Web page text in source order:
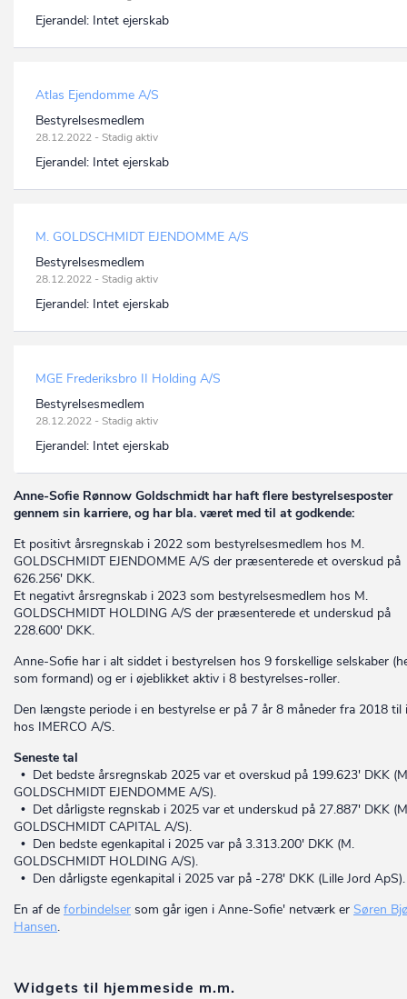
Ejerandel: Intet ejerskab
Atlas Ejendomme A/S
Bestyrelsesmedlem
28.12.2022 - Stadig aktiv
Ejerandel: Intet ejerskab
M. GOLDSCHMIDT EJENDOMME A/S
Bestyrelsesmedlem
28.12.2022 - Stadig aktiv
Ejerandel: Intet ejerskab
MGE Frederiksbro II Holding A/S
Bestyrelsesmedlem
28.12.2022 - Stadig aktiv
Ejerandel: Intet ejerskab
Anne-Sofie Rønnow Goldschmidt har haft flere bestyrelsesposter
gennem sin karriere, og har bla. været med til at godkende:
Et positivt årsregnskab i 2022 som bestyrelsesmedlem hos M.
GOLDSCHMIDT EJENDOMME A/S der præsenterede et overskud på
626.256' DKK.
Et negativt årsregnskab i 2023 som bestyrelsesmedlem hos M.
GOLDSCHMIDT HOLDING A/S der præsenterede et underskud på
228.600' DKK.
Anne-Sofie har i alt siddet i bestyrelsen hos 9 forskellige selskaber
som formand) og er i øjeblikket aktiv i 8 bestyrelses-roller.
Den længste periode i en bestyrelse er på 7 år 8 måneder fra 2018 til
hos IMERCO A/S.
Seneste tal
• Det bedste årsregnskab 2025 var et overskud på 199.623' DKK
GOLDSCHMIDT EJENDOMME A/S).
• Det dårligste regnskab i 2025 var et underskud på 27.887' DKK
GOLDSCHMIDT CAPITAL A/S).
• Den bedste egenkapital i 2025 var på 3.313.200' DKK (M.
GOLDSCHMIDT HOLDING A/S).
• Den dårligste egenkapital i 2025 var på -278' DKK (Lille Jord ApS).
En af de forbindelser som går igen i Anne-Sofie' netværk er Søren
Hansen.
Widgets til hjemmeside m.m.